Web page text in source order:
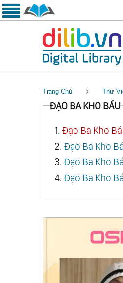
Trang Chủ Thư
ĐẠO BA KHO BÁU
1. Đạo Ba Kho
2. Đạo Ba Kho
3. Đạo Ba Kho
4. Đạo Ba Kho